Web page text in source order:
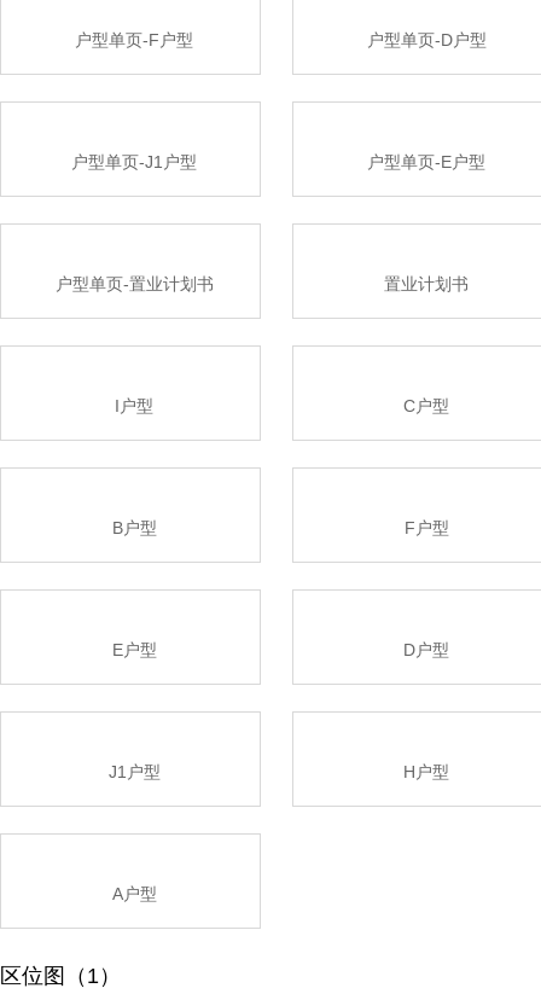
户型单页-F户型 户型单页-D户型
户型单页-J1户型 户型单页-E户型
户型单页-置业计划书 置业计划书
I户型 C户型
B户型 F户型
E户型 D户型
J1户型 H户型
A户型
区位图（1）